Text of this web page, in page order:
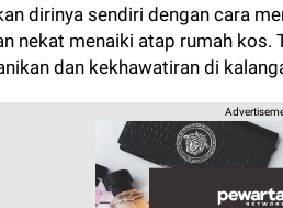
dirinya sendiri dengan cara
nekat menaiki atap rumah kos.
dan kekhawatiran di